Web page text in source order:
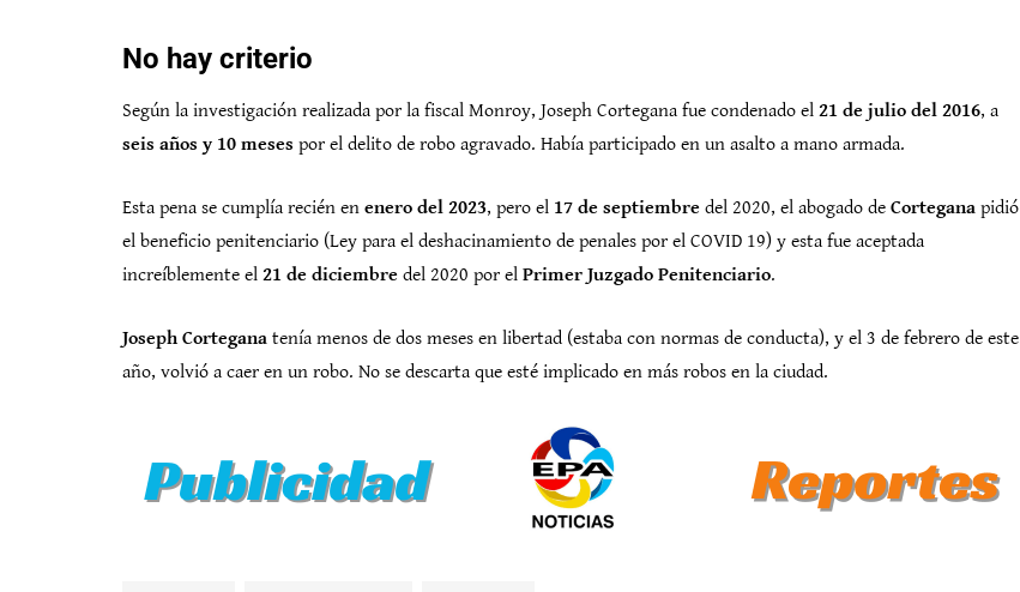
No hay criterio
Según la investigación realizada por la fiscal Monroy, Joseph Cortegana fue condenado el 21 de julio del 2016, a
seis años y 10 meses por el delito de robo agravado. Había participado en un asalto a mano armada.
Esta pena se cumplía recién en enero del 2023, pero el 17 de septiembre del 2020, el abogado de Cortegana pidió
el beneficio penitenciario (Ley para el deshacinamiento de penales por el COVID 19) y esta fue aceptada
increíblemente el 21 de diciembre del 2020 por el Primer Juzgado Penitenciario.
Joseph Cortegana tenía menos de dos meses en libertad (estaba con normas de conducta), y el 3 de febrero de este
año, volvió a caer en un robo. No se descarta que esté implicado en más robos en la ciudad.